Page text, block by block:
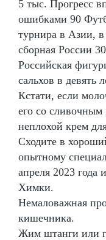
5 тыс. Прогресс
ошибками 90
турнира в Азии,
сборная России
Российская
сальхов в девять
Кстати, если
его со сливочным
неплохой крем
Сходите в
опытному
апреля 2023 года
Химки.
Немаловажная
кишечника.
Жим штанги или